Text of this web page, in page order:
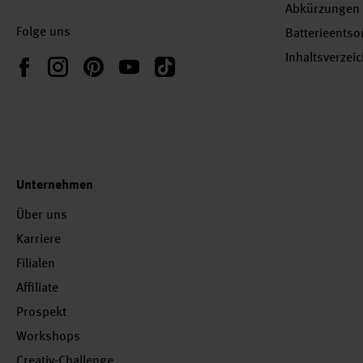
Folge uns
FacebookInstagramPinterestYouTubeTikTok
Abkürzungen
Unternehmen
Über uns
Karriere
Filialen
Affiliate
Prospekt
Workshops